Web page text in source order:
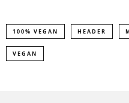
100% VEGAN HEADER
VEGAN